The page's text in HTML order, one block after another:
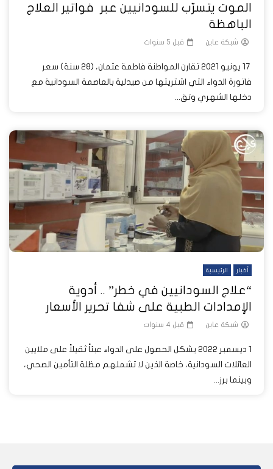
الموت يتسرّب للسودانيين عبر فواتير العلاج
الباهظة
شبكة عاين قبل 5 سنوات
17 يونيو 2021 تقارن المواطنة فاطمة عثمان، (28 سنة) سعر
فاتورة الدواء التي اشتريتها من صيدلية بالعاصمة السودانية مع
دخلها الشهري وتق...
أخبار الرئيسية
“علاج السودانيين في خطر” .. أدوية
الإمدادات الطبية على شفا تحرير الأسعار
شبكة عاين قبل 4 سنوات
1 ديسمبر 2022 يشكل الحصول على الدواء عبئاً ثقيلاً على ملايين
العائلات السودانية، خاصة الذين لا تشملهم مظلة التأمين الصحي،
وبينما برز...